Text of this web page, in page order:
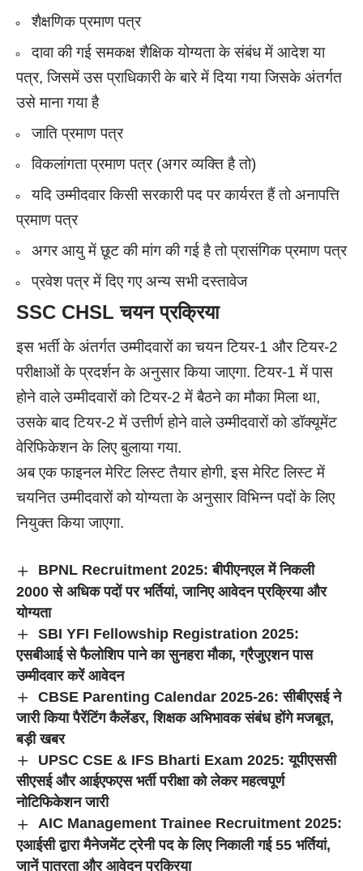
शैक्षणिक प्रमाण पत्र
दावा की गई समकक्ष शैक्षिक योग्यता के संबंध में आदेश या
पत्र, जिसमें उस प्राधिकारी के बारे में दिया गया जिसके अंतर्गत
उसे माना गया है
जाति प्रमाण पत्र
विकलांगता प्रमाण पत्र (अगर व्यक्ति है तो)
यदि उम्मीदवार किसी सरकारी पद पर कार्यरत हैं तो अनापत्ति
प्रमाण पत्र
अगर आयु में छूट की मांग की गई है तो प्रासंगिक प्रमाण पत्र
प्रवेश पत्र में दिए गए अन्य सभी दस्तावेज
SSC CHSLचयन प्रक्रिया
इस भर्ती के अंतर्गत उम्मीदवारों का चयन टियर-1 और टियर-2
परीक्षाओं के प्रदर्शन के अनुसार किया जाएगा. टियर-1 में पास
होने वाले उम्मीदवारों को टियर-2 में बैठने का मौका मिला था,
उसके बाद टियर-2 में उत्तीर्ण होने वाले उम्मीदवारों को डॉक्यूमेंट
वेरिफिकेशन के लिए बुलाया गया.
अब एक फाइनल मेरिट लिस्ट तैयार होगी, इस मेरिट लिस्ट में
चयनित उम्मीदवारों को योग्यता के अनुसार विभिन्न पदों के लिए
नियुक्त किया जाएगा.
BPNL Recruitment 2025: बीपीएनएल में निकली
2000 से अधिक पदों पर भर्तियां, जानिए आवेदन प्रक्रिया और
योग्यता
SBI YFI Fellowship Registration 2025:
एसबीआई से फैलोशिप पाने का सुनहरा मौका, ग्रैजुएशन पास
उम्मीदवार करें आवेदन
CBSE Parenting Calendar 2025-26: सीबीएसई ने
जारी किया पैरेंटिंग कैलेंडर, शिक्षक अभिभावक संबंध होंगे मजबूत,
बड़ी खबर
UPSC CSE & IFS Bharti Exam 2025: यूपीएससी
सीएसई और आईएफएस भर्ती परीक्षा को लेकर महत्वपूर्ण
नोटिफिकेशन जारी
AIC Management Trainee Recruitment 2025:
एआईसी द्वारा मैनेजमेंट ट्रेनी पद के लिए निकाली गई 55 भर्तियां,
जानें पात्रता और आवेदन प्रक्रिया